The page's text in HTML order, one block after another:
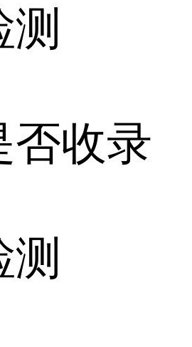
测
否收录
测